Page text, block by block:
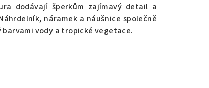
dodávají šperkům zajímavý detail a
náramek a náušnice společně
vody a tropické vegetace.